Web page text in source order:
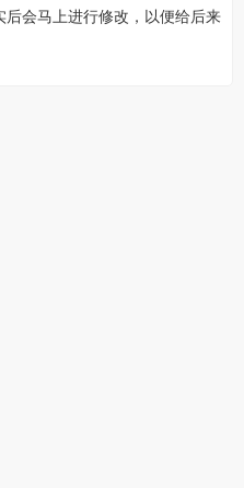
会马上进行修改，以便给后来